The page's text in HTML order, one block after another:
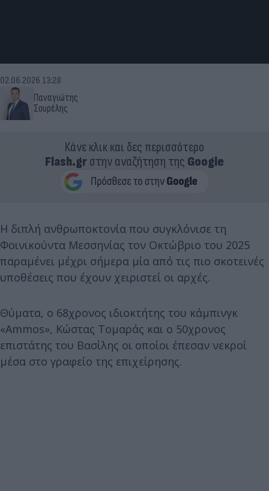
Παναγιώτης
Σουρέλης
02.06.2026 13:28
Κάνε κλικ και δες περισσότερο
Flash.grστην αναζήτηση της Google
H διπλή ανθρωποκτονία που συγκλόνισε τη
Φοινικούντα Μεσσηνίας τον Οκτώβριο του 2025
παραμένει μέχρι σήμερα μία από τις πιο σκοτεινές
υποθέσεις που έχουν χειριστεί οι αρχές.
Θύματα, ο 68χρονος ιδιοκτήτης του κάμπινγκ
«Ammos», Κώστας Τομαράς και ο 50χρονος
επιστάτης του Βασίλης οι οποίοι έπεσαν νεκροί
μέσα στο γραφείο της επιχείρησης.